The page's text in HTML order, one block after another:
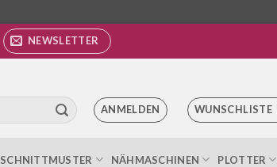
NEWSLETTER
ANMELDEN WUNSCHLISTE
SCHNITTMUSTER NÄHMASCHINEN PLOTTER